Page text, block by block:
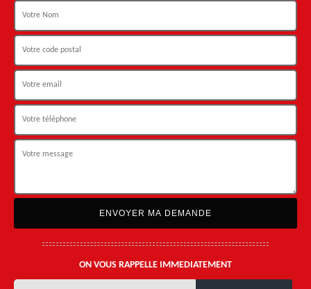
ON VOUS RAPPELLE IMMEDIATEMENT